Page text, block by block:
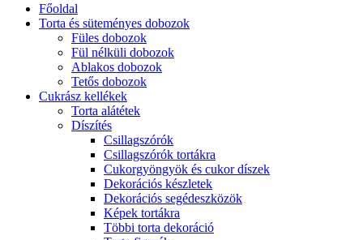
Főoldal
Torta és süteményes dobozok
Füles dobozok
Fül nélküli dobozok
Ablakos dobozok
Tetős dobozok
Cukrász kellékek
Torta alátétek
Díszítés
Csillagszórók
Csillagszórók tortákra
Cukorgyöngyök és cukor díszek
Dekorációs készletek
Dekorációs segédeszközök
Képek tortákra
Többi torta dekoráció